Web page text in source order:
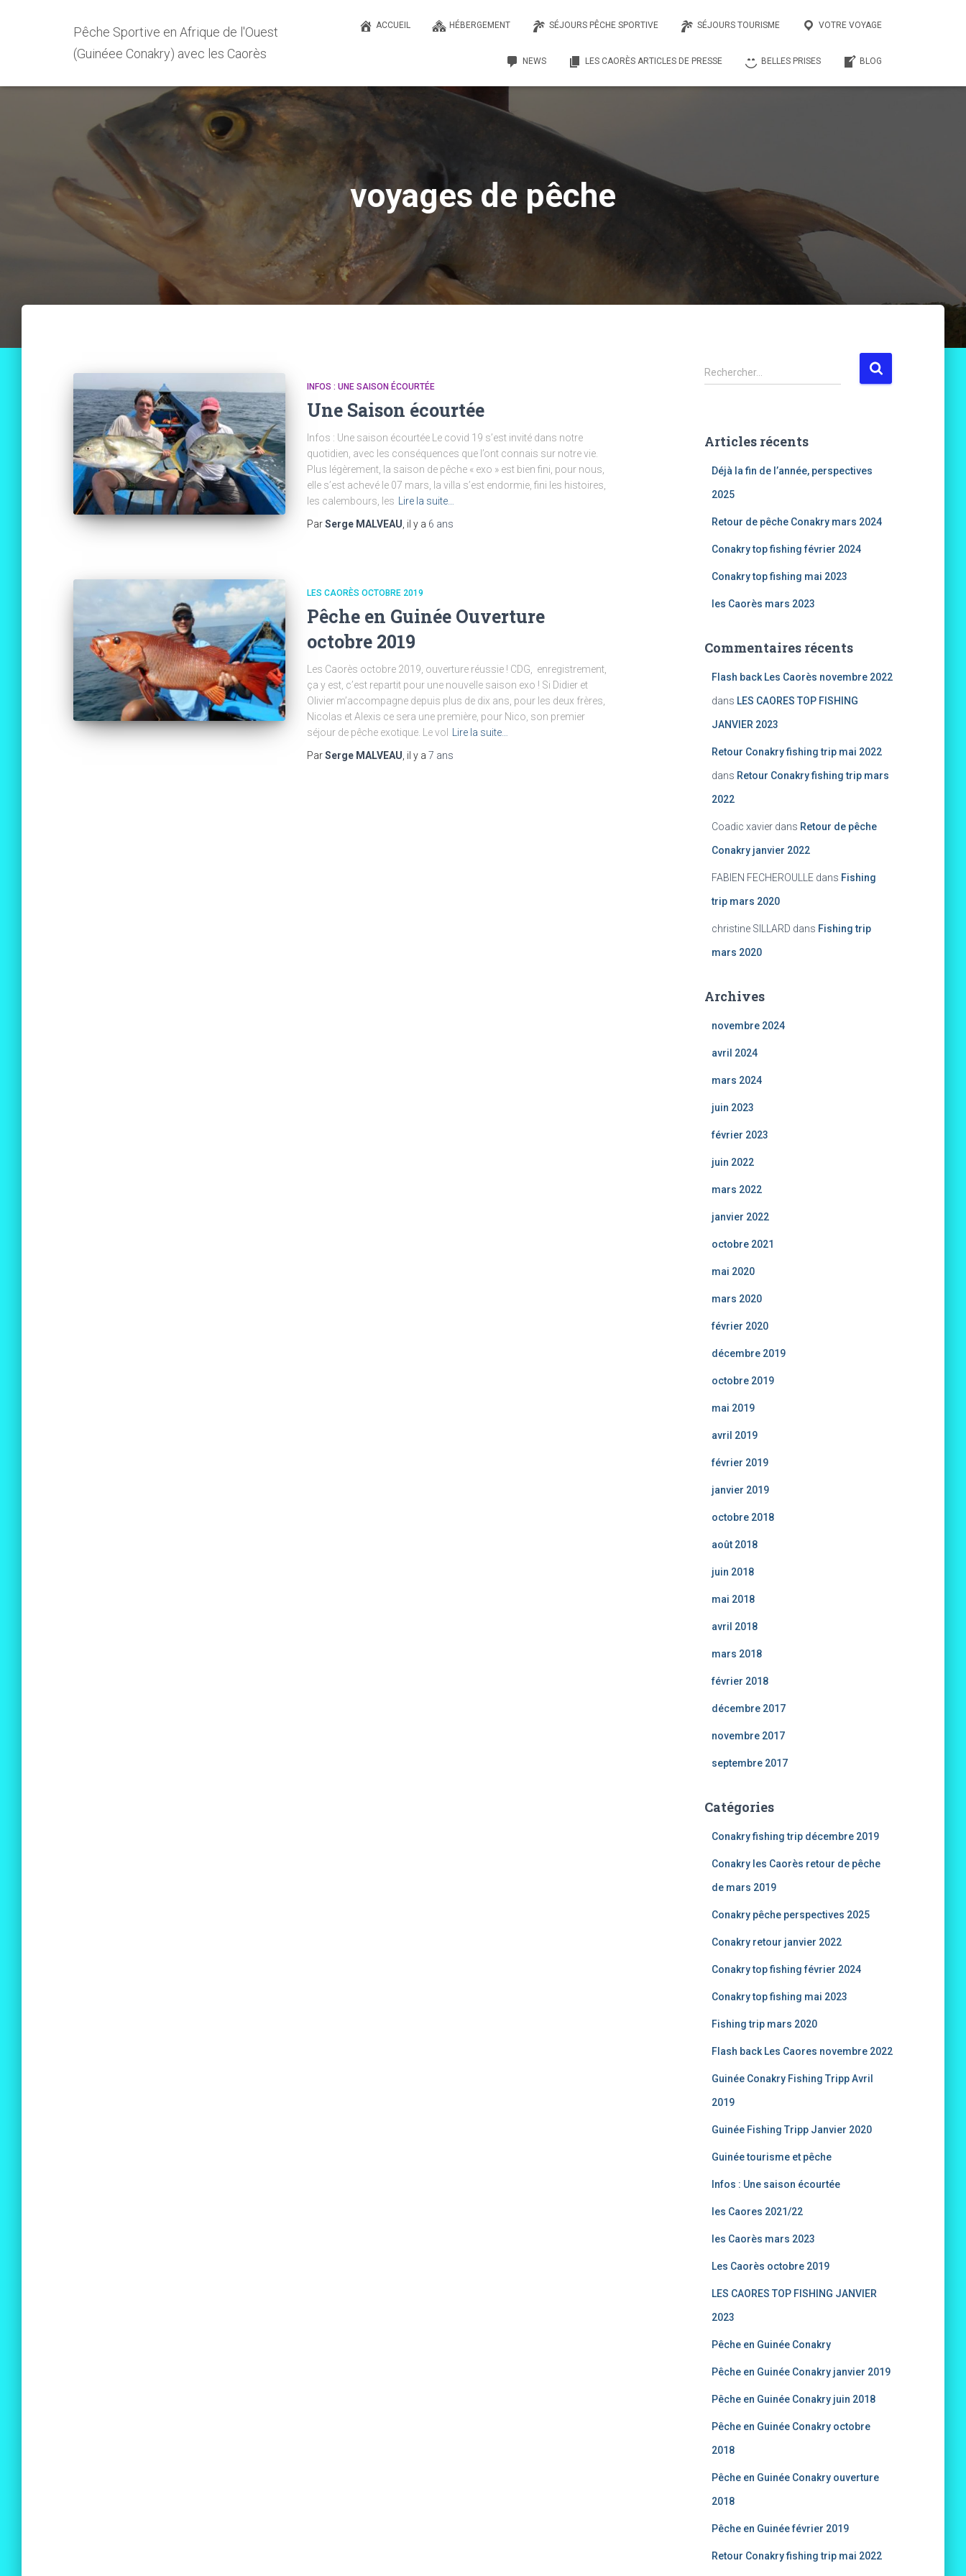
Pêche Sportive en Afrique de l'Ouest
(Guinéee Conakry) avec les Caorès
ACCUEIL HÉBERGEMENT SÉJOURS PÊCHE SPORTIVE SÉJOURS TOURISME VOTRE VOYAGE
NEWS LES CAORÈS ARTICLES DE PRESSE BELLES PRISES BLOG
voyages de pêche
INFOS : UNE SAISON ÉCOURTÉE
Une Saison écourtée
Infos : Une saison écourtée Le covid 19 s’est invité dans notre
quotidien, avec les conséquences que l’ont connais sur notre vie.
Plus légèrement, la saison de pêche « exo » est bien fini, pour nous,
elle s’est achevé le 07 mars, la villa s’est endormie, fini les histoires,
les calembours, les
Lire la suite…
ParSerge MALVEAU , il y a 6 ans
LES CAORÈS OCTOBRE 2019
Pêche en Guinée Ouverture
octobre 2019
Les Caorès octobre 2019, ouverture réussie ! CDG, enregistrement,
ça y est, c’est repartit pour une nouvelle saison exo ! Si Didier et
Olivier m’accompagne depuis plus de dix ans, pour les deux frères,
Nicolas et Alexis ce sera une première, pour Nico, son premier
séjour de pêche exotique. Le vol
Lire la suite…
ParSerge MALVEAU , il y a 7 ans
R
e
r
Rechercher…
Articles récents
Déjà la fin de l’année, perspectives
2025
Retour de pêche Conakry mars 2024
Conakry top fishing février 2024
Conakry top fishing mai 2023
les Caorès mars 2023
Commentaires récents
Flash back Les Caorès novembre 2022
dans LES CAORES TOP FISHING
JANVIER 2023
Retour Conakry fishing trip mai 2022
dans Retour Conakry fishing trip mars
2022
Coadic xavierdans Retour de pêche
Conakry janvier 2022
FABIEN FECHEROULLEdans Fishing
trip mars 2020
christine SILLARD dans Fishing trip
mars 2020
Archives
novembre 2024
avril 2024
mars 2024
juin 2023
février 2023
juin 2022
mars 2022
janvier 2022
octobre 2021
mai 2020
mars 2020
février 2020
décembre 2019
octobre 2019
mai 2019
avril 2019
février 2019
janvier 2019
octobre 2018
août 2018
juin 2018
mai 2018
avril 2018
mars 2018
février 2018
décembre 2017
novembre 2017
septembre 2017
Catégories
Conakry fishing trip décembre 2019
Conakry les Caorès retour de pêche
de mars 2019
Conakry pêche perspectives 2025
Conakry retour janvier 2022
Conakry top fishing février 2024
Conakry top fishing mai 2023
Fishing trip mars 2020
Flash back Les Caores novembre 2022
Guinée Conakry Fishing Tripp Avril
2019
Guinée Fishing Tripp Janvier 2020
Guinée tourisme et pêche
Infos : Une saison écourtée
les Caores 2021/22
les Caorès mars 2023
Les Caorès octobre 2019
LES CAORES TOP FISHING JANVIER
2023
Pêche en Guinée Conakry
Pêche en Guinée Conakry janvier 2019
Pêche en Guinée Conakry juin 2018
Pêche en Guinée Conakry octobre
2018
Pêche en Guinée Conakry ouverture
2018
Pêche en Guinée février 2019
Retour Conakry fishing trip mai 2022